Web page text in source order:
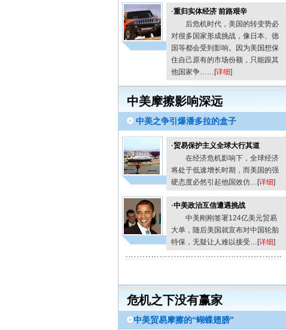
·重归实体经济 前路艰辛
后危机时代，美国的转变势必
对很多国家形成挑战，像日本、德
国等都会受到影响。因为美国想保
住自己原有的市场份额，只能跟其
他国家争……[详细]
中美摩擦影响深远
中美之争引爆潘多拉的盒子
·贸易保护主义全球大行其道
在经济危机影响下，全球经济
将处于低速增长时期，而美国的强
硬态度必然引起他国效仿…[详细]
·中美政治互信遭遇挑战
中美刚刚签署124亿美元贸易
大单，随后美国就宣布对中国轮胎
特保，无疑让人难以接受…[详细]
危机之下没有赢家
中美贸易摩擦的“蝴蝶翅膀”